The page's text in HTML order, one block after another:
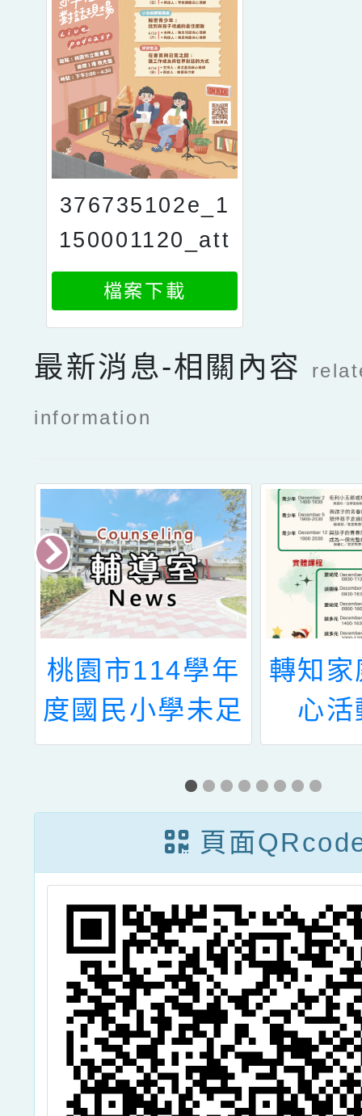
376735102e_1
150001120_att
ach1
檔案下載
最新消息-相關內容
information
桃園市114學年
度國民小學未足
齡資賦優異兒童
提早入學鑑定簡
轉知
心活
頁面